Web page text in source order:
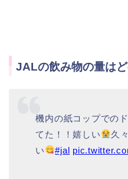
JALの飲み物の量は
機内の紙コップでの
てた！！嬉しい
久
い
#jal